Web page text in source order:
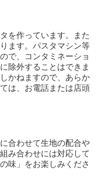
を作っています。また
ます。パスタマシン等
で、コンタミネーショ
除外することはできま
かねますので、あらか
は、お電話または店頭
合わせて生地の配合や
み合わせには対応して
味」をお楽しみくださ